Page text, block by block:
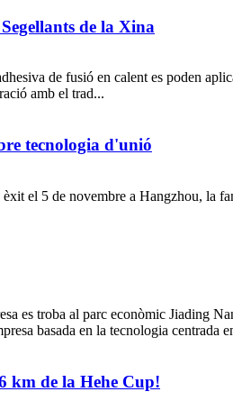
de la Xina
de fusió en calent es poden
amb el trad...
tecnologia d'unió
el 5 de novembre a Hangzhou, la
es troba al parc econòmic Jiading
basada en la tecnologia centrada
km de la Hehe Cup!